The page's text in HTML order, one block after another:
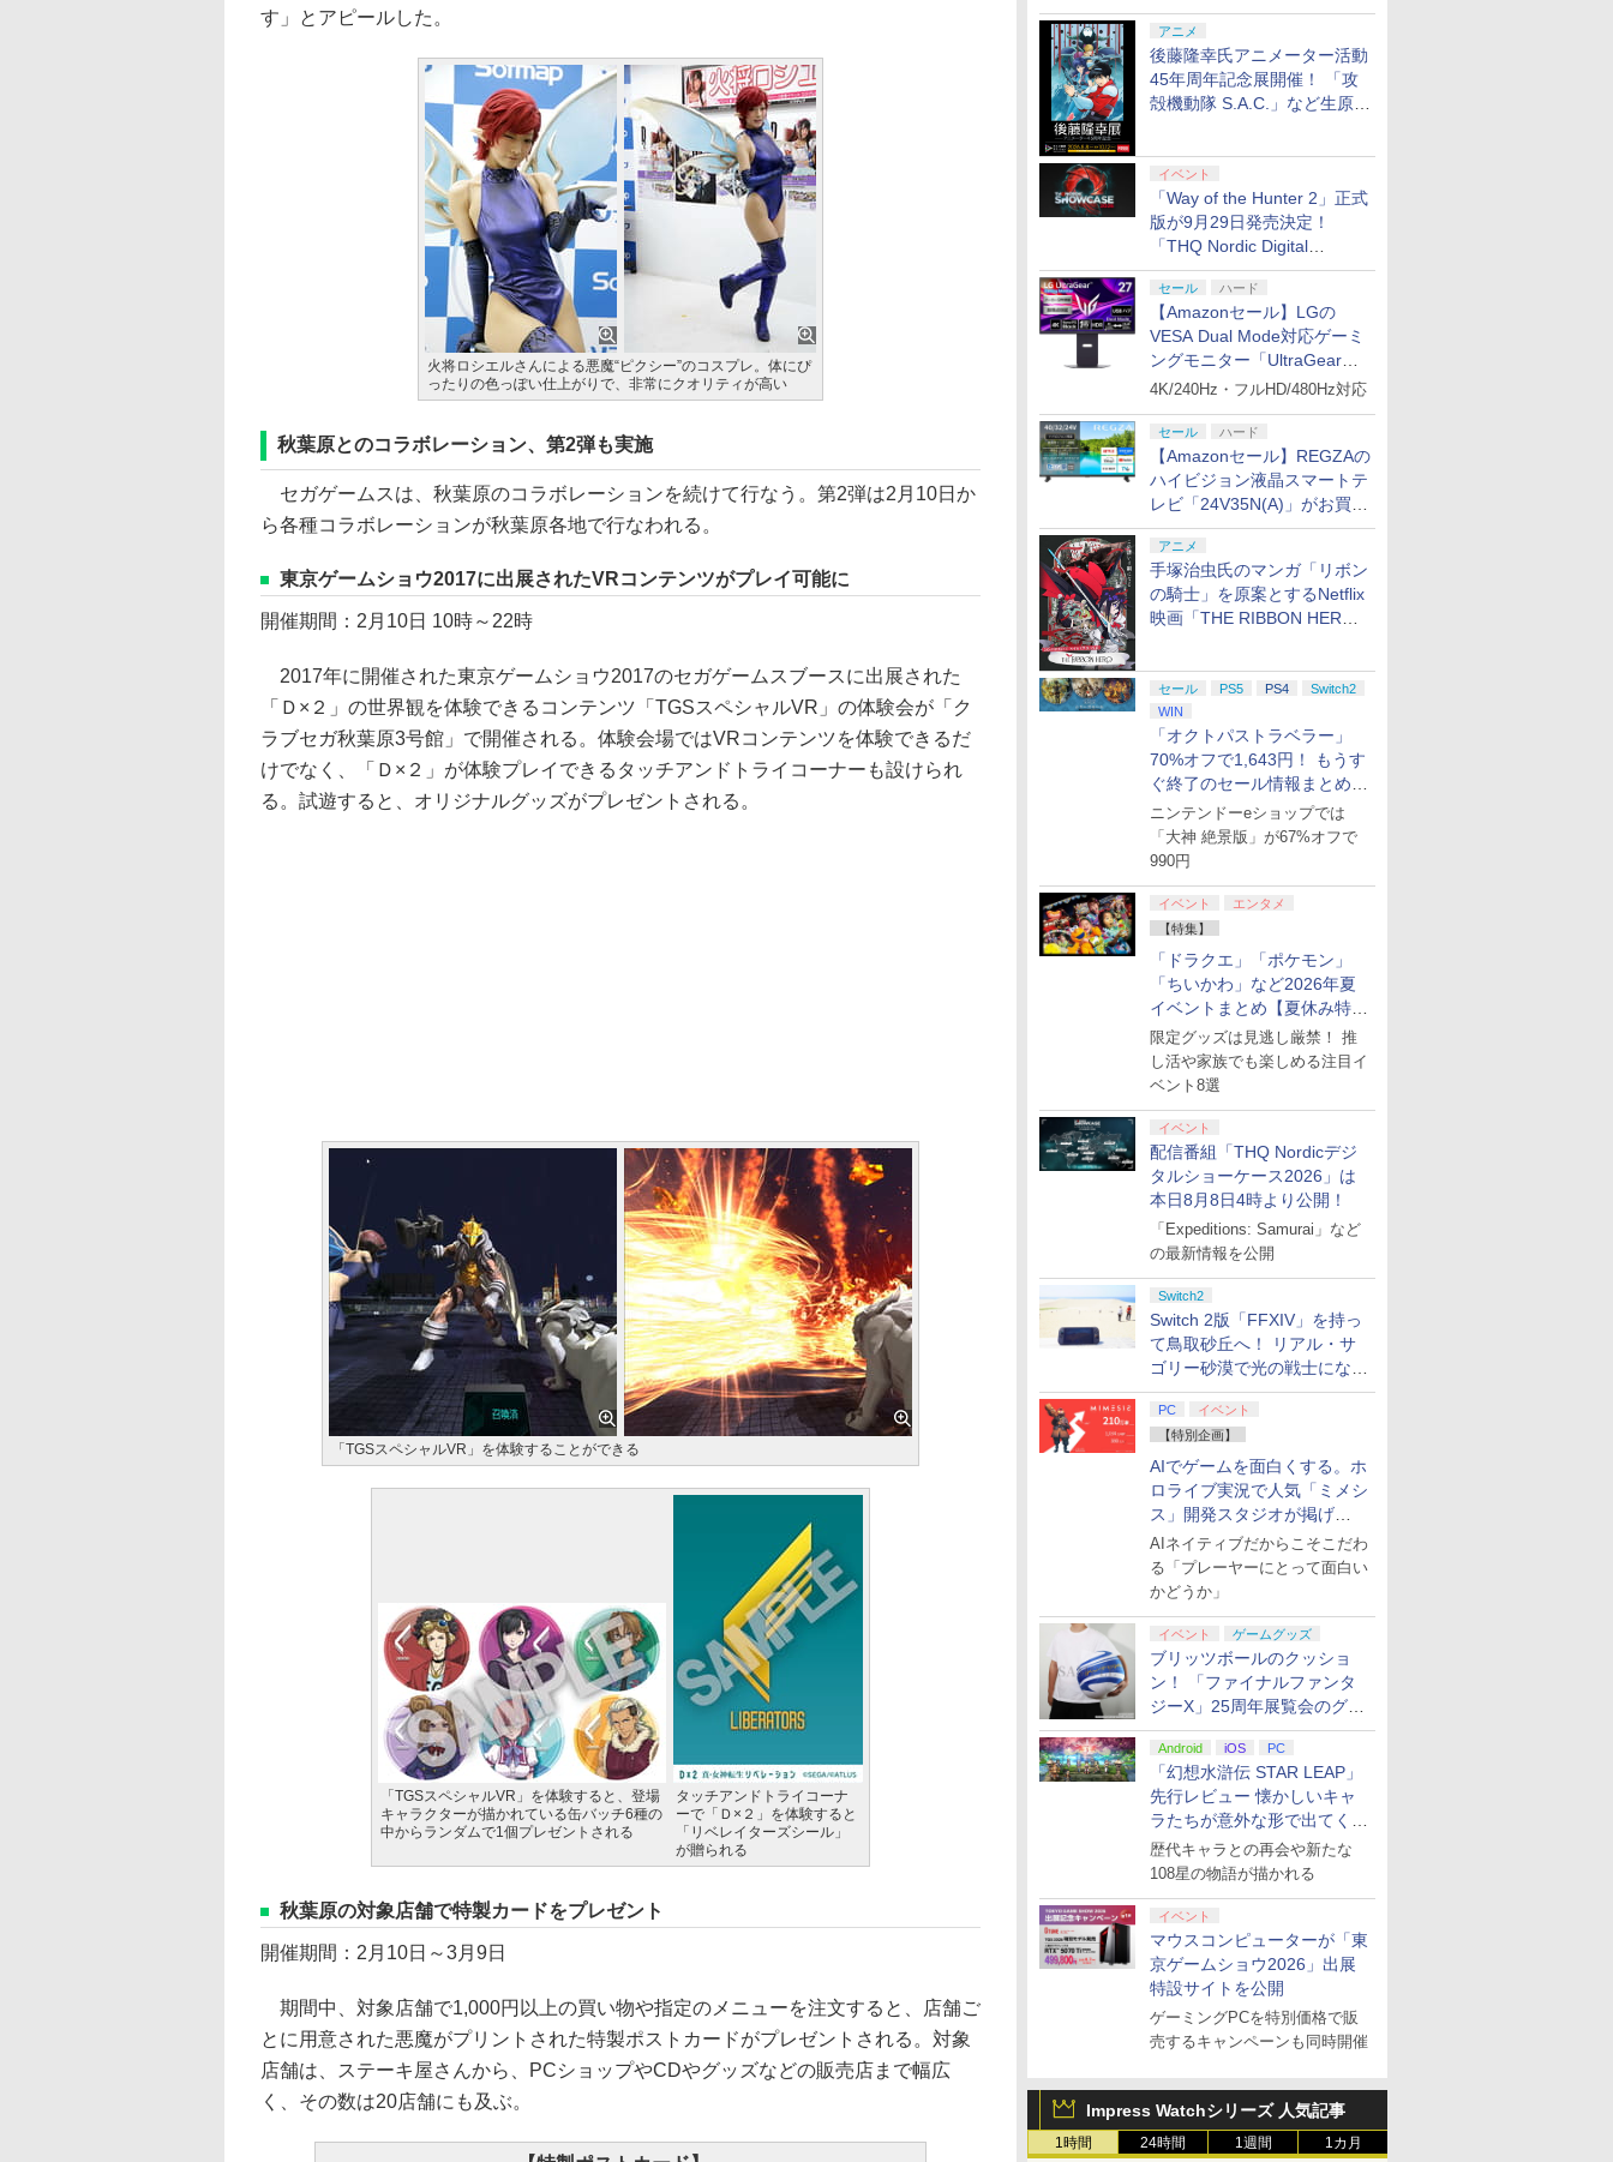
シャルコラボ広告を掲出
アニメ
後藤隆幸氏アニメーター活動
45年周年記念展開催！ 「攻
殻機動隊 S.A.C.」など生原
イベント
「Way of the Hunter 2」正式
版が9月29日発売決定！
「THQ Nordic Digital
Showcase 2026」まとめ
セール ハード
【Amazonセール】LGの
VESA Dual Mode対応ゲーミ
ングモニター「UltraGear
27G850A-B」がお買い得！
4K/240Hz・フルHD/480Hz対応
セール ハード
【Amazonセール】REGZAの
ハイビジョン液晶スマートテ
レビ「24V35N(A)」がお買い
得！
アニメ
手塚治虫氏のマンガ「リボン
の騎士」を原案とするNetflix
映画「THE RIBBON HERO
セール PS5 PS4
Switch2
WIN
「オクトパストラベラー」
70%オフで1,643円！ もうす
ぐ終了のセール情報まとめ
【8月8日更新】
ニンテンドーeショップでは
「大神 絶景版」が67%オフで
990円
イベント
エンタメ
【特集】
「ドラクエ」「ポケモン」
「ちいかわ」など2026年夏
イベントまとめ【夏休み特
集】
限定グッズは見逃し厳禁！ 推
し活や家族でも楽しめる注目イ
ベント8選
イベント
配信番組「THQ Nordicデジ
タルショーケース2026」は
本日8月8日4時より公開！
「Expeditions: Samurai」など
の最新情報を公開
Switch2
Switch 2版「FFXIV」を持っ
て鳥取砂丘へ！ リアル・サ
ゴリー砂漠で光の戦士になっ
てみた
PC
イベント
【特別企画】
AIでゲームを面白くする。ホ
ロライブ実況で人気「ミメシ
ス」開発スタジオが掲げ
る“AI活用の信念”とは？【講
演レポート】
AIネイティブだからこそこだわ
る「プレーヤーにとって面白い
かどうか」
イベント ゲームグッズ
ブリッツボールのクッショ
ン！ 「ファイナルファンタ
ジーX」25周年展覧会のグッ
ズ情報が公開
Android iOS PC
「幻想水滸伝 STAR LEAP」
先行レビュー 懐かしいキャ
ラたちが意外な形で出てくる
シリーズ完全新作！
歴代キャラとの再会や新たな
108星の物語が描かれる
イベント
マウスコンピューターが「東
京ゲームショウ2026」出展
特設サイトを公開
ゲーミングPCを特別価格で販
売するキャンペーンも同時開催
Impress Watchシリーズ 人気記事
1時間 24時間 1週間 1カ月
す」とアピールした。
火将ロシエルさんによる悪魔“ピクシー”のコスプレ。体にぴ
ったりの色っぽい仕上がりで、非常にクオリティが高い
秋葉原とのコラボレーション、第2弾も実施
セガゲームスは、秋葉原のコラボレーションを続けて行なう。第2弾は2月10日か
ら各種コラボレーションが秋葉原各地で行なわれる。
東京ゲームショウ2017に出展されたVRコンテンツがプレイ可能に
開催期間：2月10日 10時～22時
2017年に開催された東京ゲームショウ2017のセガゲームスブースに出展された
「Ｄ×２」の世界観を体験できるコンテンツ「TGSスペシャルVR」の体験会が「ク
ラブセガ秋葉原3号館」で開催される。体験会場ではVRコンテンツを体験できるだ
けでなく、「Ｄ×２」が体験プレイできるタッチアンドトライコーナーも設けられ
る。試遊すると、オリジナルグッズがプレゼントされる。
「TGSスペシャルVR」を体験することができる
「TGSスペシャルVR」を体験すると、登場
キャラクターが描かれている缶バッチ6種の
中からランダムで1個プレゼントされる
タッチアンドトライコーナ
ーで「Ｄ×２」を体験すると
「リベレイターズシール」
が贈られる
秋葉原の対象店舗で特製カードをプレゼント
開催期間：2月10日～3月9日
期間中、対象店舗で1,000円以上の買い物や指定のメニューを注文すると、店舗ご
とに用意された悪魔がプリントされた特製ポストカードがプレゼントされる。対象
店舗は、ステーキ屋さんから、PCショップやCDやグッズなどの販売店まで幅広
く、その数は20店舗にも及ぶ。